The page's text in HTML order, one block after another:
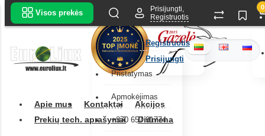
Pristatymas
Apmokėjimas
+370 657 91774
Apie mus Kontaktai
Akcijos
Prekių tech. aprašymai
Didmena
Visos prekės
Prisijungti,
Registruotis
Registruotis
Prisijungti
0